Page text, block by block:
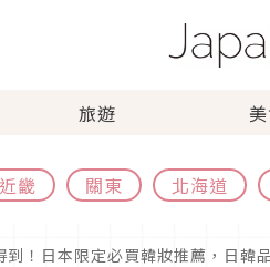
旅遊
畿 關東 北海道
！日本限定必買韓妝推薦，日韓